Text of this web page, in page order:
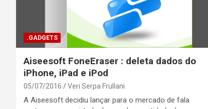
.GADGETS
Aiseesoft FoneEraser : deleta dados do
iPhone, iPad e iPod
05/07/2016 Veri Serpa Frullani
A Aiseesoft decidiu lançar para o mercado de fala